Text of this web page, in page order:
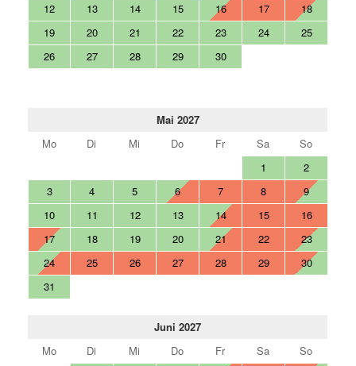
12
13 14 15 16 17
18
19
20 21 22 23 24
25
26
27 28 29 30
Mai 2027
Mo
Di Mi Do Fr Sa
So
1
2
3
4 5 6 7 8
9
10
11 12 13 14 15
16
17
18 19 20 21 22
23
24
25 26 27 28 29
30
31
Juni 2027
Mo
Di Mi Do Fr Sa
So